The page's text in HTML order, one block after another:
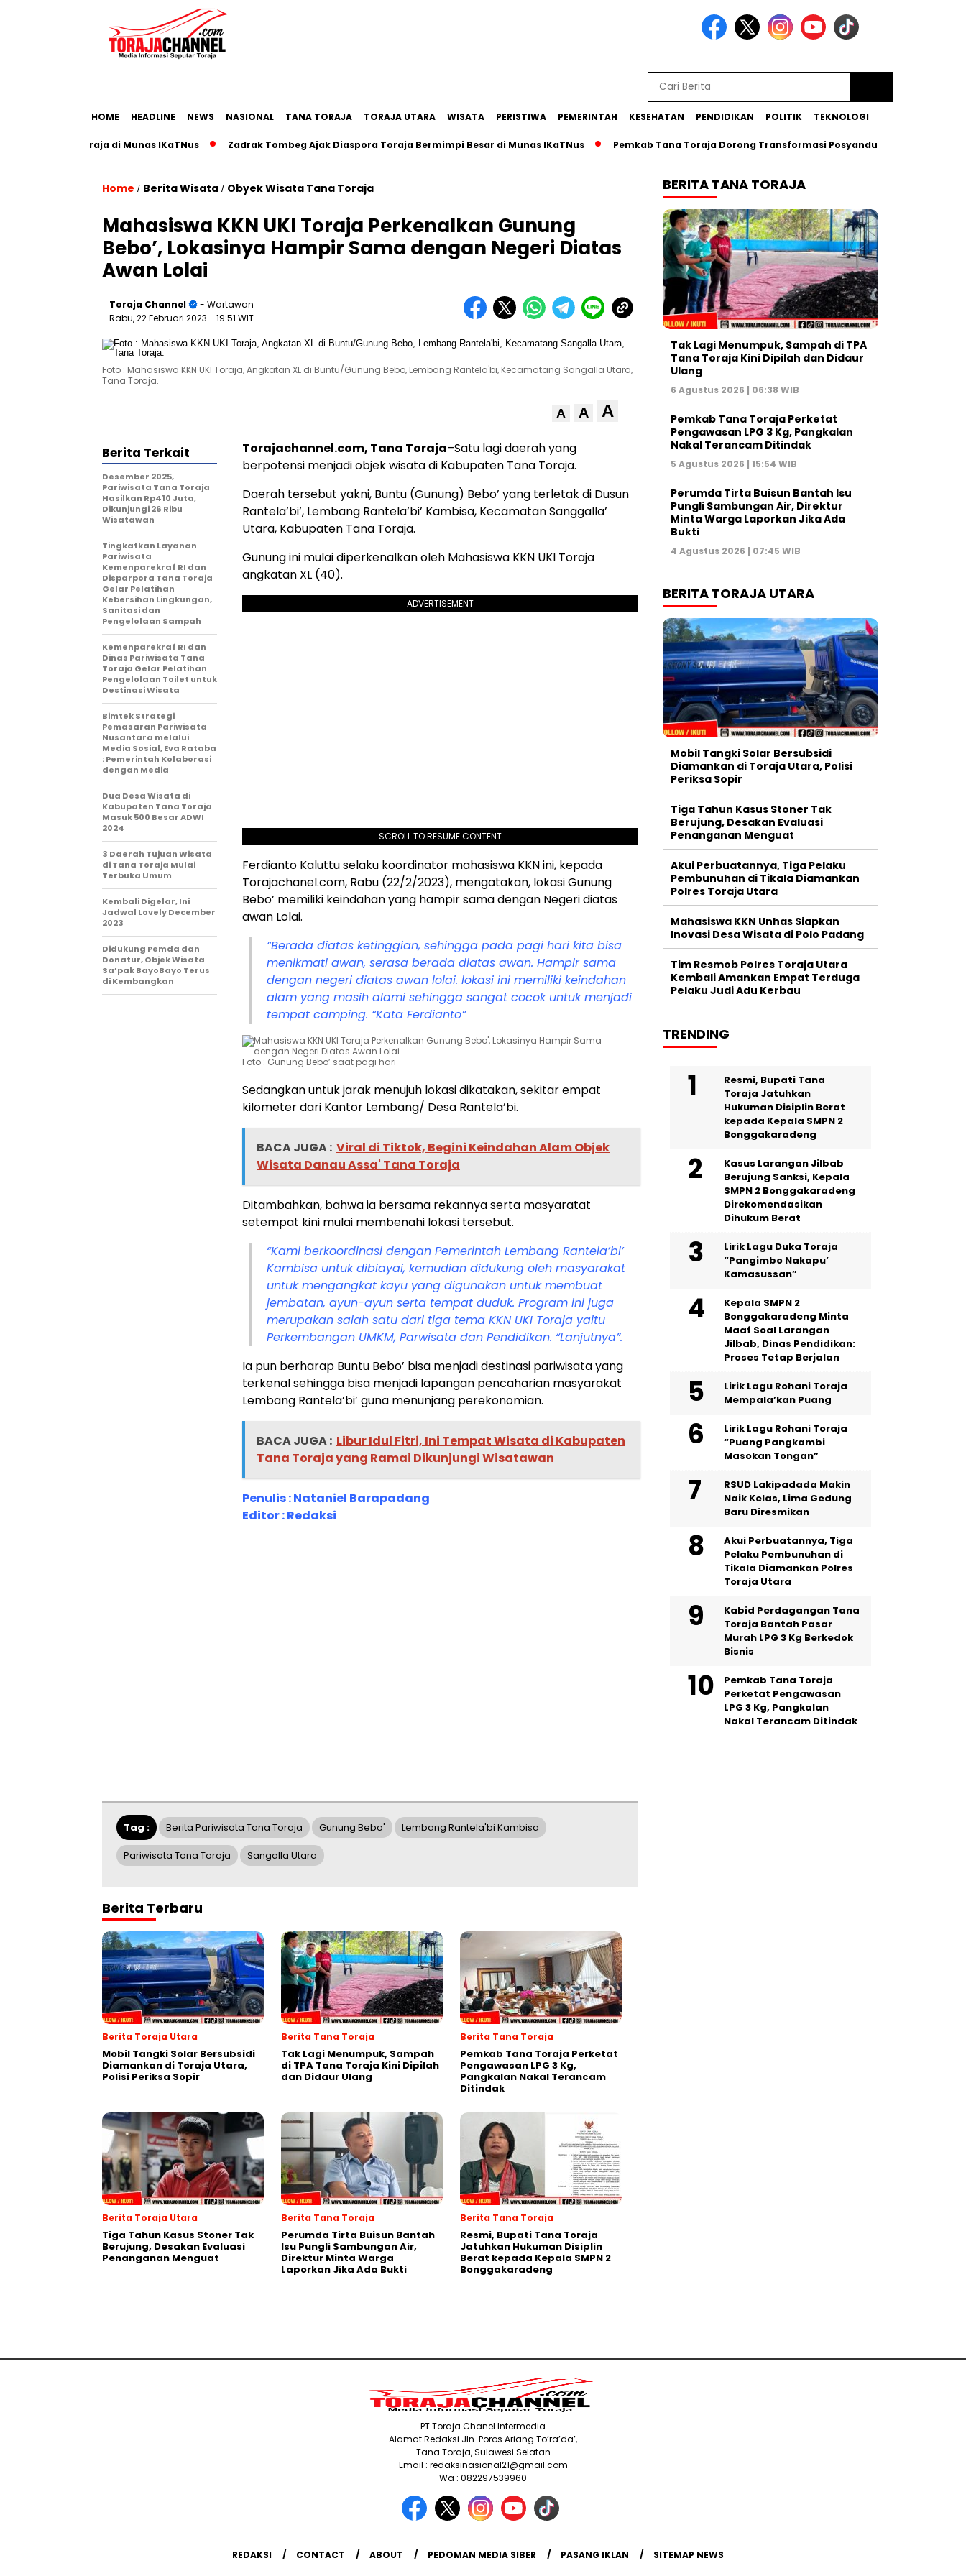
HOME HEADLINE NEWS NASIONAL TANA TORAJA TORAJA UTARA WISATA PERISTIWA PEMERINTAH KESEHATAN PENDIDIKAN POLITIK TEKNOLOGI
Toraja di Munas IKaTNus Zadrak Tombeg Ajak Diaspora Toraja Bermimpi Besar di Munas IKaTNus Pemkab Tana Toraja Dorong Transformasi Posyandu Era Baru
Home / Berita Wisata / Obyek Wisata Tana Toraja
Mahasiswa KKN UKI Toraja Perkenalkan Gunung
Bebo’, Lokasinya Hampir Sama dengan Negeri Diatas
Awan Lolai
Toraja Channel
- Wartawan
Rabu, 22 Februari 2023 - 19:51 WIT
Foto : Mahasiswa KKN UKI Toraja, Angkatan XL di Buntu/Gunung Bebo, Lembang Rantela'bi, Kecamatang Sangalla Utara,
Tana Toraja.
A A A
Torajachannel.com, Tana Toraja–Satu lagi daerah yang
berpotensi menjadi objek wisata di Kabupaten Tana Toraja.
Daerah tersebut yakni, Buntu (Gunung) Bebo’ yang terletak di Dusun
Rantela’bi’, Lembang Rantela’bi’ Kambisa, Kecamatan Sanggalla’
Utara, Kabupaten Tana Toraja.
Gunung ini mulai diperkenalkan oleh Mahasiswa KKN UKI Toraja
angkatan XL (40).
ADVERTISEMENT
SCROLL TO RESUME CONTENT
Ferdianto Kaluttu selaku koordinator mahasiswa KKN ini, kepada
Torajachanel.com, Rabu (22/2/2023), mengatakan, lokasi Gunung
Bebo’ memiliki keindahan yang hampir sama dengan Negeri diatas
awan Lolai.
“Berada diatas ketinggian, sehingga pada pagi hari kita bisa
menikmati awan, serasa berada diatas awan. Hampir sama
dengan negeri diatas awan lolai. lokasi ini memiliki keindahan
alam yang masih alami sehingga sangat cocok untuk menjadi
tempat camping. “Kata Ferdianto”
Foto : Gunung Bebo’ saat pagi hari
Sedangkan untuk jarak menujuh lokasi dikatakan, sekitar empat
kilometer dari Kantor Lembang/ Desa Rantela’bi.
BACA JUGA : Viral di Tiktok, Begini Keindahan Alam Objek
Wisata Danau Assa' Tana Toraja
Ditambahkan, bahwa ia bersama rekannya serta masyaratat
setempat kini mulai membenahi lokasi tersebut.
“Kami berkoordinasi dengan Pemerintah Lembang Rantela’bi’
Kambisa untuk dibiayai, kemudian didukung oleh masyarakat
untuk mengangkat kayu yang digunakan untuk membuat
jembatan, ayun-ayun serta tempat duduk. Program ini juga
merupakan salah satu dari tiga tema KKN UKI Toraja yaitu
Perkembangan UMKM, Parwisata dan Pendidikan. “Lanjutnya”.
Ia pun berharap Buntu Bebo’ bisa menjadi destinasi pariwisata yang
terkenal sehingga bisa menjadi lapangan pencaharian masyarakat
Lembang Rantela’bi’ guna menunjang perekonomian.
BACA JUGA : Libur Idul Fitri, Ini Tempat Wisata di Kabupaten
Tana Toraja yang Ramai Dikunjungi Wisatawan
Penulis : Nataniel Barapadang
Editor : Redaksi
Berita Terkait
Desember 2025,
Pariwisata Tana Toraja
Hasilkan Rp410 Juta,
Dikunjungi 26 Ribu
Wisatawan
Tingkatkan Layanan
Pariwisata
Kemenparekraf RI dan
Disparpora Tana Toraja
Gelar Pelatihan
Kebersihan Lingkungan,
Sanitasi dan
Pengelolaan Sampah
Kemenparekraf RI dan
Dinas Pariwisata Tana
Toraja Gelar Pelatihan
Pengelolaan Toilet untuk
Destinasi Wisata
Bimtek Strategi
Pemasaran Pariwisata
Nusantara melalui
Media Sosial, Eva Rataba
: Pemerintah Kolaborasi
dengan Media
Dua Desa Wisata di
Kabupaten Tana Toraja
Masuk 500 Besar ADWI
2024
3 Daerah Tujuan Wisata
di Tana Toraja Mulai
Terbuka Umum
Kembali Digelar, Ini
Jadwal Lovely December
2023
Didukung Pemda dan
Donatur, Objek Wisata
Sa’pak BayoBayo Terus
di Kembangkan
Tag : Berita Pariwisata Tana Toraja Gunung Bebo' Lembang Rantela'bi Kambisa
Pariwisata Tana Toraja Sangalla Utara
Berita Terbaru
Berita Toraja Utara
Mobil Tangki Solar Bersubsidi
Diamankan di Toraja Utara,
Polisi Periksa Sopir
Berita Tana Toraja
Tak Lagi Menumpuk, Sampah
di TPA Tana Toraja Kini Dipilah
dan Didaur Ulang
Berita Tana Toraja
Pemkab Tana Toraja Perketat
Pengawasan LPG 3 Kg,
Pangkalan Nakal Terancam
Ditindak
Berita Toraja Utara
Tiga Tahun Kasus Stoner Tak
Berujung, Desakan Evaluasi
Penanganan Menguat
Berita Tana Toraja
Perumda Tirta Buisun Bantah
Isu Pungli Sambungan Air,
Direktur Minta Warga
Laporkan Jika Ada Bukti
Berita Tana Toraja
Resmi, Bupati Tana Toraja
Jatuhkan Hukuman Disiplin
Berat kepada Kepala SMPN 2
Bonggakaradeng
BERITA TANA TORAJA
Tak Lagi Menumpuk, Sampah di TPA
Tana Toraja Kini Dipilah dan Didaur
Ulang
6 Agustus 2026 | 06:38 WIB
Pemkab Tana Toraja Perketat
Pengawasan LPG 3 Kg, Pangkalan
Nakal Terancam Ditindak
5 Agustus 2026 | 15:54 WIB
Perumda Tirta Buisun Bantah Isu
Pungli Sambungan Air, Direktur
Minta Warga Laporkan Jika Ada
Bukti
4 Agustus 2026 | 07:45 WIB
BERITA TORAJA UTARA
Mobil Tangki Solar Bersubsidi
Diamankan di Toraja Utara, Polisi
Periksa Sopir
Tiga Tahun Kasus Stoner Tak
Berujung, Desakan Evaluasi
Penanganan Menguat
Akui Perbuatannya, Tiga Pelaku
Pembunuhan di Tikala Diamankan
Polres Toraja Utara
Mahasiswa KKN Unhas Siapkan
Inovasi Desa Wisata di Polo Padang
Tim Resmob Polres Toraja Utara
Kembali Amankan Empat Terduga
Pelaku Judi Adu Kerbau
TRENDING
Resmi, Bupati Tana
Toraja Jatuhkan
Hukuman Disiplin Berat
kepada Kepala SMPN 2
Bonggakaradeng
Kasus Larangan Jilbab
Berujung Sanksi, Kepala
SMPN 2 Bonggakaradeng
Direkomendasikan
Dihukum Berat
Lirik Lagu Duka Toraja
“Pangimbo Nakapu’
Kamasussan”
Kepala SMPN 2
Bonggakaradeng Minta
Maaf Soal Larangan
Jilbab, Dinas Pendidikan:
Proses Tetap Berjalan
Lirik Lagu Rohani Toraja
Mempala’kan Puang
Lirik Lagu Rohani Toraja
“Puang Pangkambi
Masokan Tongan”
RSUD Lakipadada Makin
Naik Kelas, Lima Gedung
Baru Diresmikan
Akui Perbuatannya, Tiga
Pelaku Pembunuhan di
Tikala Diamankan Polres
Toraja Utara
Kabid Perdagangan Tana
Toraja Bantah Pasar
Murah LPG 3 Kg Berkedok
Bisnis
Pemkab Tana Toraja
Perketat Pengawasan
LPG 3 Kg, Pangkalan
Nakal Terancam Ditindak
PT Toraja Chanel Intermedia
Alamat Redaksi Jln. Poros Ariang To’ra’da’,
Tana Toraja, Sulawesi Selatan
Email : redaksinasional21@gmail.com
Wa : 082297539960
REDAKSI CONTACT ABOUT PEDOMAN MEDIA SIBER PASANG IKLAN SITEMAP NEWS